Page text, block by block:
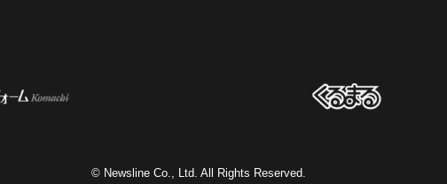
© Newsline Co., Ltd. All Rights Reserved.